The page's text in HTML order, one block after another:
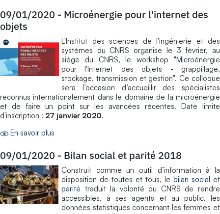
09/01/2020 - Microénergie pour l'internet des
objets
L'Institut des sciences de l'ingénierie et des
systèmes du CNRS organise le 3 février, au
siège du CNRS, le workshop "Microénergie
pour l'Internet des objets - grappillage,
stockage, transmission et gestion". Ce colloque
sera l’occasion d’accueillir des spécialistes
reconnus internationalement dans le domaine de la microénergie
et de faire un point sur les avancées récentes. Date limite
d'inscription : 27 janvier 2020.
En savoir plus
09/01/2020 - Bilan social et parité 2018
Construit comme un outil d’information à la
disposition de toutes et tous, le bilan social et
parité traduit la volonté du CNRS de rendre
accessibles, à ses agents et au public, les
données statistiques concernant les femmes et